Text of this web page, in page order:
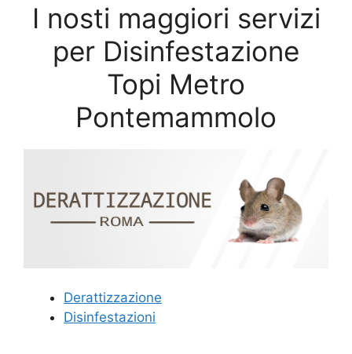
I nosti maggiori servizi
per Disinfestazione
Topi Metro
Pontemammolo
Derattizzazione
Disinfestazioni